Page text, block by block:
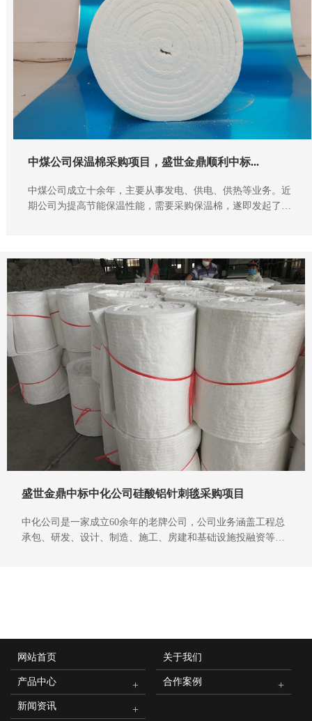
中煤公司保温棉采购项目，盛世金鼎顺利中标...
中煤公司成立十余年，主要从事发电、供电、供热等业务。近
期公司为提高节能保温性能，需要采购保温棉，遂即发起了招
盛世金鼎中标中化公司硅酸铝针刺毯采购项目
中化公司是一家成立60余年的老牌公司，公司业务涵盖工程总
承包、研发、设计、制造、施工、房建和基础设施投融资等多
新闻资讯
网站首页 关于我们
产品中心 合作案例
新闻资讯